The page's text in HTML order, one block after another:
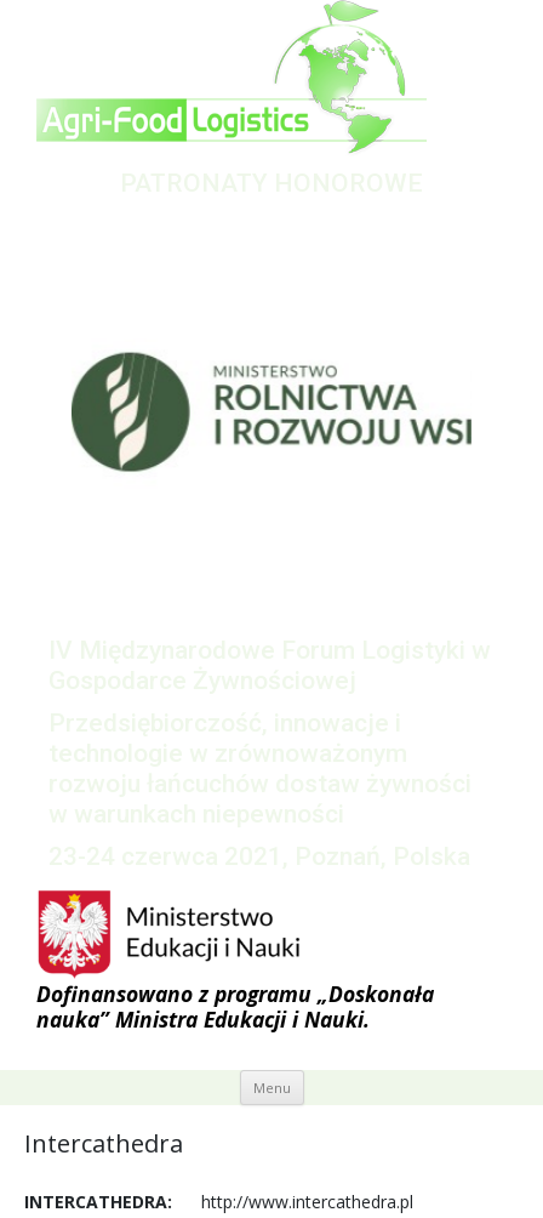
Dofinansowano z programu „Doskonała
nauka” Ministra Edukacji i Nauki.
Menu
Intercathedra
INTERCATHEDRA: http://www.intercathedra.pl